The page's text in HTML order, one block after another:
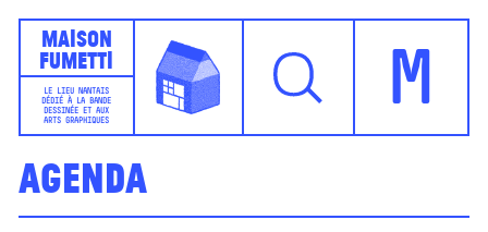
Maison
Fumetti
LE LIEU NANTAIS
DÉDIÉ À LA BANDE
DESSINÉE ET AUX
ARTS GRAPHIQUES
M
Agenda